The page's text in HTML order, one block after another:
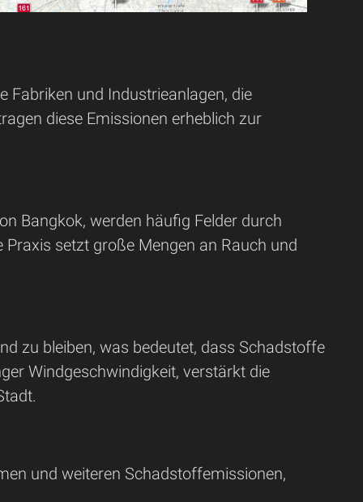
Fabriken und Industrieanlagen, die
diese Emissionen erheblich zur
Bangkok, werden häufig Felder durch
setzt große Mengen an Rauch und
zu bleiben, was bedeutet, dass Schadstoffe
Windgeschwindigkeit, verstärkt die
und weiteren Schadstoffemissionen,